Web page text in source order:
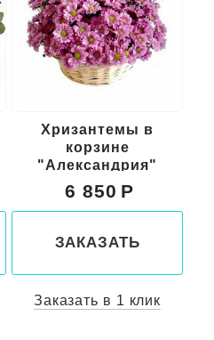
Хризантемы в
корзине
"Александрия"
6 850
ЗАКАЗАТЬ
Заказать в 1 клик